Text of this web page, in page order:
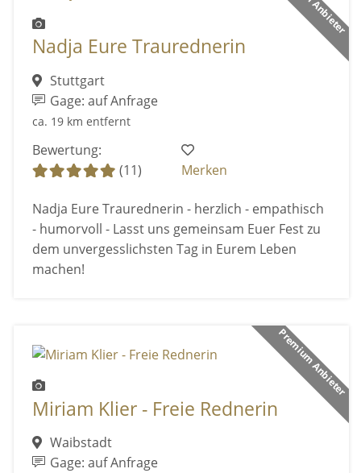
Nadja Eure Traurednerin
Stuttgart
Gage: auf Anfrage
ca. 19 km entfernt
Bewertung:
(11)
Merken
Nadja Eure Traurednerin - herzlich - empathisch
- humorvoll - Lasst uns gemeinsam Euer Fest zu
dem unvergesslichsten Tag in Eurem Leben
machen!
Premium Anbieter
Miriam Klier - Freie Rednerin
Waibstadt
Gage: auf Anfrage